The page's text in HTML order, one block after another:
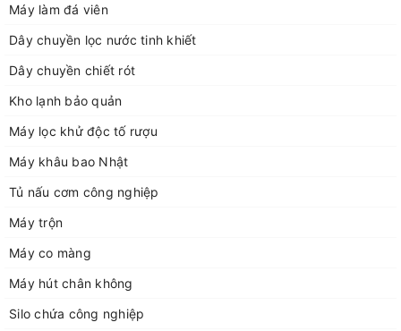
Gia Lâm, TP Hà Nội
Địa chỉ xưởng sản xuất: xã Dương Quang, huyện Gia Lâm, Hà
Điện thoại 1: 0929168883
Điện thoại 2: 02438712928
Điện thoại 4: 0948052554
Fax: 02438712928
Website: https://congngheducbao.com
Máy làm đá viên
Dây chuyền lọc nước tinh khiết
Dây chuyền chiết rót
Kho lạnh bảo quản
Máy lọc khử độc tố rượu
Máy khâu bao Nhật
Tủ nấu cơm công nghiệp
Máy trộn
Máy co màng
Máy hút chân không
Silo chứa công nghiệp